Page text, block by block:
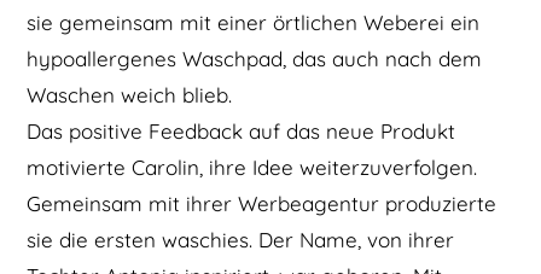
sie gemeinsam mit einer örtlichen Weberei ein
hypoallergenes Waschpad, das auch nach dem
Waschen weich blieb.
Das positive Feedback auf das neue Produkt
motivierte Carolin, ihre Idee weiterzuverfolgen.
Gemeinsam mit ihrer Werbeagentur produzierte
sie die ersten waschies. Der Name, von ihrer